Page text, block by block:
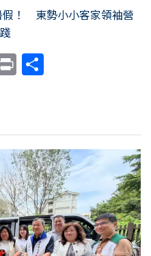
假！ 東勢小小客家領袖營
P
ri